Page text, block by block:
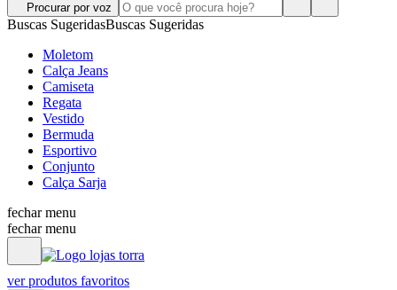
Procurar por voz
Buscas SugeridasBuscas Sugeridas
Moletom
Calça Jeans
Camiseta
Regata
Vestido
Bermuda
Esportivo
Conjunto
Calça Sarja
fechar menu
fechar menu
ver produtos favoritos